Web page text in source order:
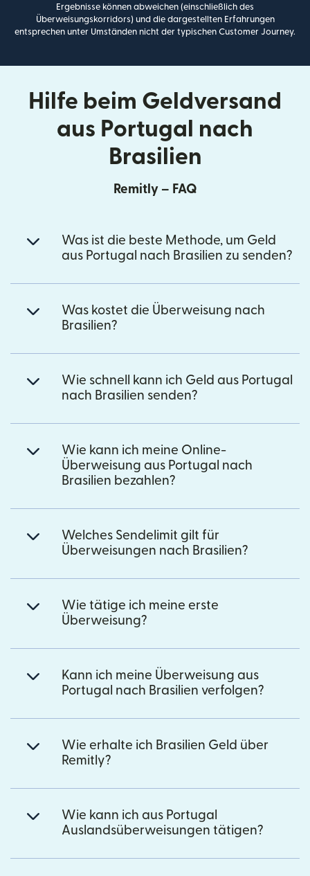
Ergebnisse können abweichen (einschließlich des
Überweisungskorridors) und die dargestellten Erfahrungen
entsprechen unter Umständen nicht der typischen Customer Journey.
Hilfe beim Geldversand
aus Portugal nach
Brasilien
Remitly – FAQ
Was ist die beste Methode, um Geld
aus Portugal nach Brasilien zu senden?
Was kostet die Überweisung nach
Brasilien?
Wie schnell kann ich Geld aus Portugal
nach Brasilien senden?
Wie kann ich meine Online-
Überweisung aus Portugal nach
Brasilien bezahlen?
Welches Sendelimit gilt für
Überweisungen nach Brasilien?
Wie tätige ich meine erste
Überweisung?
Kann ich meine Überweisung aus
Portugal nach Brasilien verfolgen?
Wie erhalte ich Brasilien Geld über
Remitly?
Wie kann ich aus Portugal
Auslandsüberweisungen tätigen?